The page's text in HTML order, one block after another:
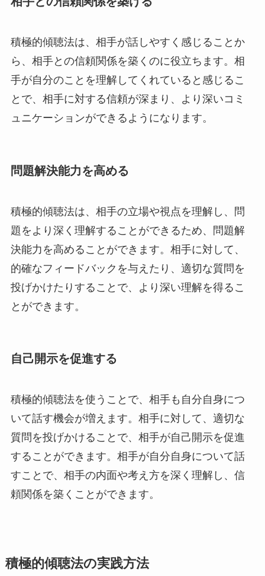
積極的傾聴法は、相手が話しやすく感じることか
ら、相手との信頼関係を築くのに役立ちます。相
手が自分のことを理解してくれていると感じるこ
とで、相手に対する信頼が深まり、より深いコミ
ュニケーションができるようになります。
問題解決能力を高める
積極的傾聴法は、相手の立場や視点を理解し、問
題をより深く理解することができるため、問題解
決能力を高めることができます。相手に対して、
的確なフィードバックを与えたり、適切な質問を
投げかけたりすることで、より深い理解を得るこ
とができます。
自己開示を促進する
積極的傾聴法を使うことで、相手も自分自身につ
いて話す機会が増えます。相手に対して、適切な
質問を投げかけることで、相手が自己開示を促進
することができます。相手が自分自身について話
すことで、相手の内面や考え方を深く理解し、信
頼関係を築くことができます。
積極的傾聴法の実践方法